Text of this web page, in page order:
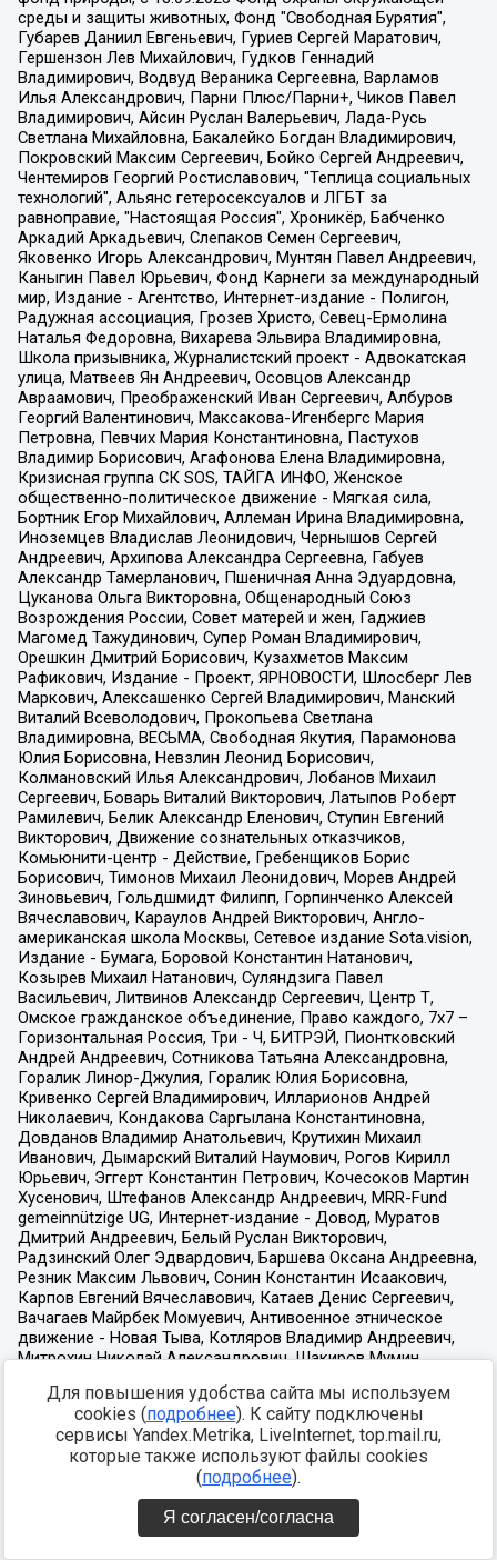
Для повышения удобства сайта мы используем
cookies (подробнее). К сайту подключены
сервисы Yandex.Metrika, LiveInternet, top.mail.ru,
которые также используют файлы cookies
(подробнее).
Я согласен/согласна